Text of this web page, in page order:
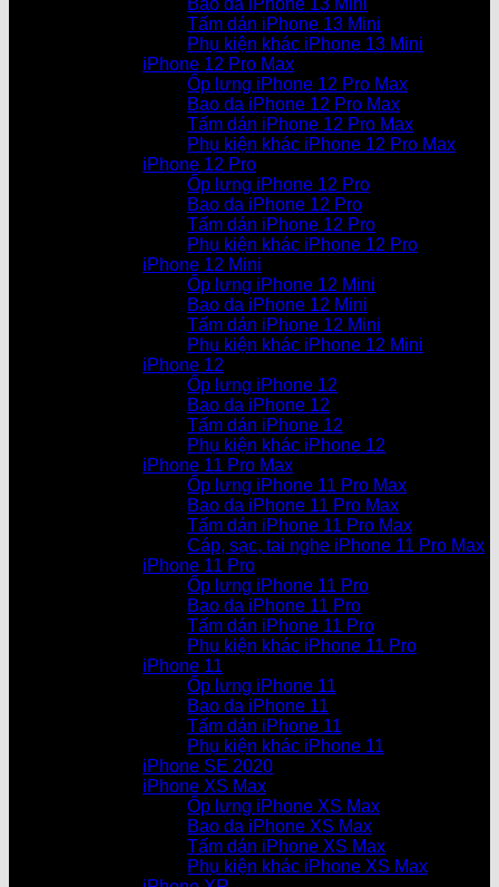
Bao da iPhone 13 Mini
Tấm dán iPhone 13 Mini
Phụ kiện khác iPhone 13 Mini
iPhone 12 Pro Max
Ốp lưng iPhone 12 Pro Max
Bao da iPhone 12 Pro Max
Tấm dán iPhone 12 Pro Max
Phụ kiện khác iPhone 12 Pro Max
iPhone 12 Pro
Ốp lưng iPhone 12 Pro
Bao da iPhone 12 Pro
Tấm dán iPhone 12 Pro
Phụ kiện khác iPhone 12 Pro
iPhone 12 Mini
Ốp lưng iPhone 12 Mini
Bao da iPhone 12 Mini
Tấm dán iPhone 12 Mini
Phụ kiện khác iPhone 12 Mini
iPhone 12
Ốp lưng iPhone 12
Bao da iPhone 12
Tấm dán iPhone 12
Phụ kiện khác iPhone 12
iPhone 11 Pro Max
Ốp lưng iPhone 11 Pro Max
Bao da iPhone 11 Pro Max
Tấm dán iPhone 11 Pro Max
Cáp, sạc, tai nghe iPhone 11 Pro Max
iPhone 11 Pro
Ốp lưng iPhone 11 Pro
Bao da iPhone 11 Pro
Tấm dán iPhone 11 Pro
Phụ kiện khác iPhone 11 Pro
iPhone 11
Ốp lưng iPhone 11
Bao da iPhone 11
Tấm dán iPhone 11
Phụ kiện khác iPhone 11
iPhone SE 2020
iPhone XS Max
Ốp lưng iPhone XS Max
Bao da iPhone XS Max
Tấm dán iPhone XS Max
Phụ kiện khác iPhone XS Max